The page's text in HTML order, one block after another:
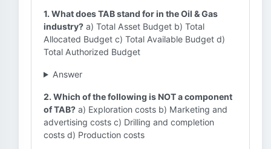
1. What does TAB stand for in the Oil & Gas
industry? a) Total Asset Budget b) Total
Allocated Budget c) Total Available Budget d)
Total Authorized Budget
Answer
2. Which of the following is NOT a component
of TAB? a) Exploration costs b) Marketing and
advertising costs c) Drilling and completion
costs d) Production costs